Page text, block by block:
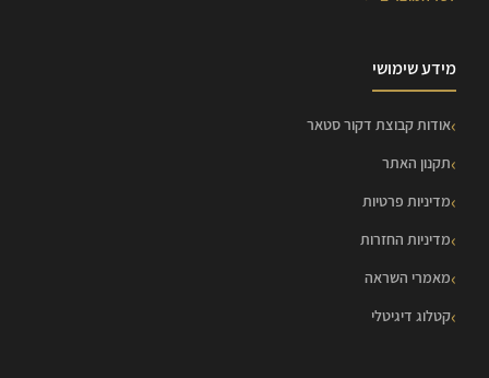
מידע שימושי
אודות קבוצת דקור סטאר
תקנון האתר
מדיניות פרטיות
מדיניות החזרות
מאמרי השראה
קטלוג דיגיטלי